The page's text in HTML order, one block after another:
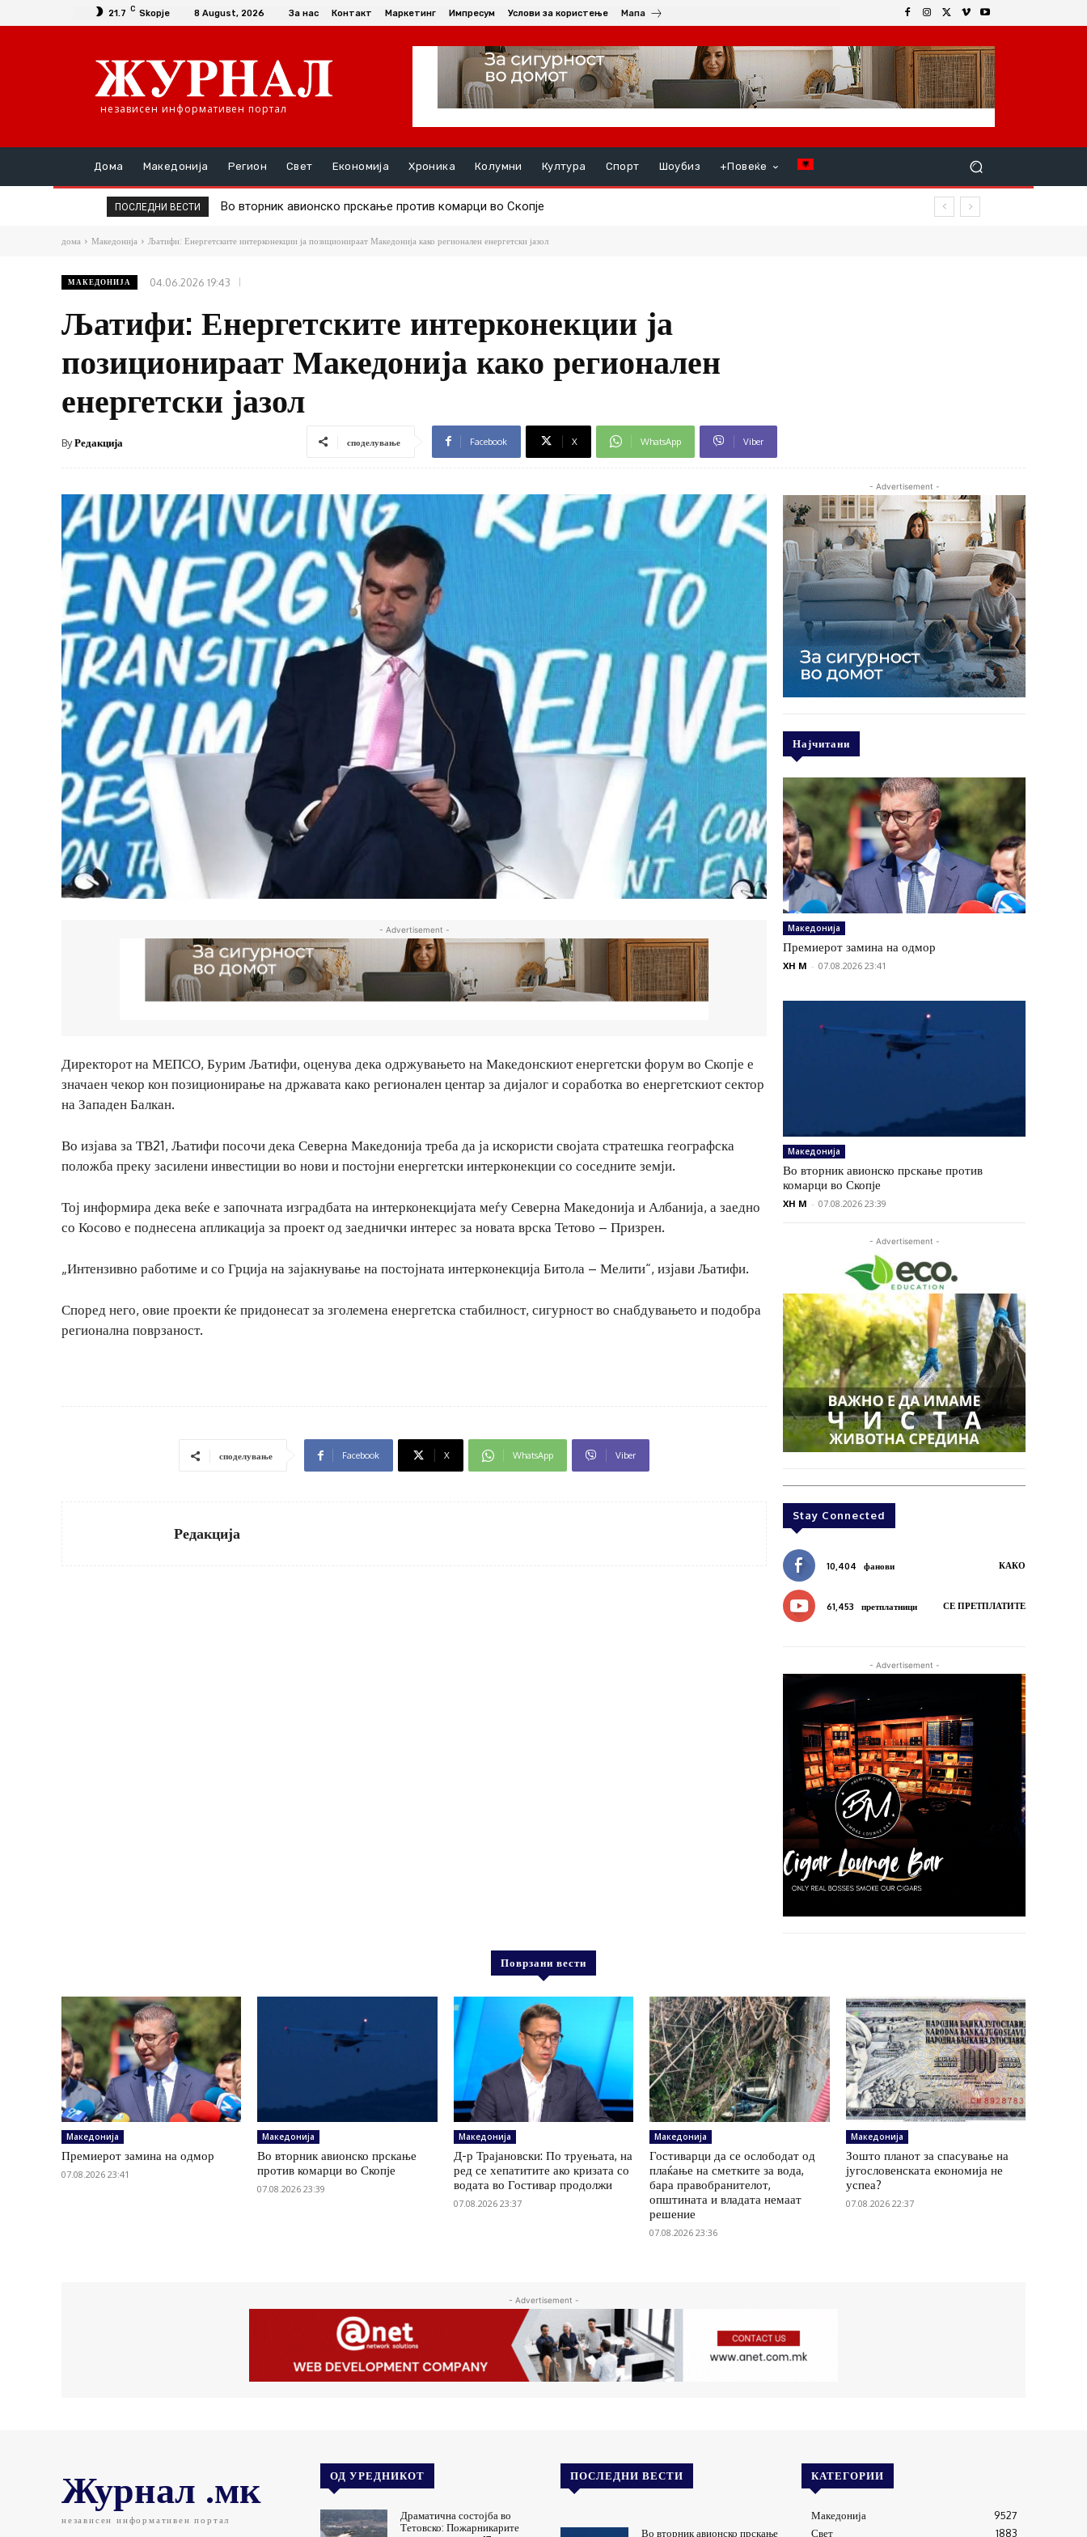
21.7 C Skopje 8 August, 2026 За нас Контакт Маркетинг Импресум Услови за користење Мапа
независен информативен портал
Дома Македонија Регион Свет Економија Хроника Колумни Култура Спорт Шоубиз +Повеќе
ПОСЛЕДНИ ВЕСТИ Во вторник авионско прскање против комарци во Скопје
Д-р Трајановски: По труењата, на ред се хепатитите ако кризата со водата во Гостивар продолжи
дома Македонија Љатифи: Енергетските интерконекции ја позиционираат Македонија како регионален енергетски јазол
МАКЕДОНИЈА 04.06.2026 19:43
Љатифи: Енергетските интерконекции ја
позиционираат Македонија како регионален
енергетски јазол
ByРедакција споделување Facebook X WhatsApp Viber
- Advertisement -
Директорот на МЕПСО, Бурим Љатифи, оценува дека одржувањето на Македонскиот енергетски форум во Скопје е
значаен чекор кон позиционирање на државата како регионален центар за дијалог и соработка во енергетскиот сектор
на Западен Балкан.
Во изјава за ТВ21, Љатифи посочи дека Северна Македонија треба да ја искористи својата стратешка географска
положба преку засилени инвестиции во нови и постојни енергетски интерконекции со соседните земји.
Тој информира дека веќе е започната изградбата на интерконекцијата меѓу Северна Македонија и Албанија, а заедно
со Косово е поднесена апликација за проект од заеднички интерес за новата врска Тетово – Призрен.
„Интензивно работиме и со Грција на зајакнување на постојната интерконекција Битола – Мелити“, изјави Љатифи.
Според него, овие проекти ќе придонесат за зголемена енергетска стабилност, сигурност во снабдувањето и подобра
регионална поврзаност.
споделување Facebook X WhatsApp Viber
Редакција
- Advertisement -
Најчитани
Македонија
Премиерот замина на одмор
XH M - 07.08.2026 23:41
Македонија
Во вторник авионско прскање против
комарци во Скопје
XH M - 07.08.2026 23:39
- Advertisement -
Stay Connected
10,404 фанови КАКО
61,453 претплатници СЕ ПРЕТПЛАТИТЕ
- Advertisement -
Поврзани вести
Македонија
Премиерот замина на одмор
07.08.2026 23:41
Македонија
Во вторник авионско прскање
против комарци во Скопје
07.08.2026 23:39
Македонија
Д-р Трајановски: По труењата, на
ред се хепатитите ако кризата со
водата во Гостивар продолжи
07.08.2026 23:37
Македонија
Гостиварци да се ослободат од
плаќање на сметките за вода,
бара правобранителот,
општината и владата немаат
решение
07.08.2026 23:36
Македонија
Зошто планот за спасување на
југословенската економија не
успеа?
07.08.2026 22:37
- Advertisement -
Журнал .мк
независен информативен портал
ОД УРЕДНИКОТ
Драматична состојба во
Тетовско: Пожарникарите
ПОСЛЕДНИ ВЕСТИ
Во вторник авионско прскање
КАТЕГОРИИ
Македонија
9527
Свет
1883